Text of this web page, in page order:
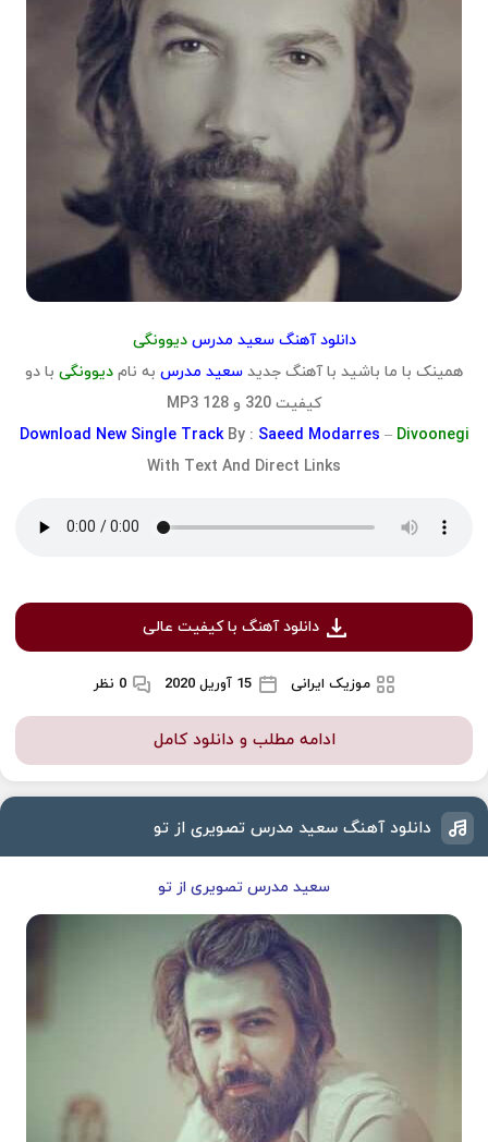
دانلود آهنگ سعید مدرس دیوونگی
همینک با ما باشید با آهنگ جدید سعید مدرس به نام دیوونگی با دو
کیفیت 320 و 128 MP3
Download New Single Track By : Saeed Modarres – Divoonegi
With Text And Direct Links
دانلود آهنگ با کیفیت عالی
موزیک ایرانی 15 آوریل 2020 0 نظر
ادامه مطلب و دانلود کامل
دانلود آهنگ سعید مدرس تصویری از تو
سعید مدرس تصویری از تو